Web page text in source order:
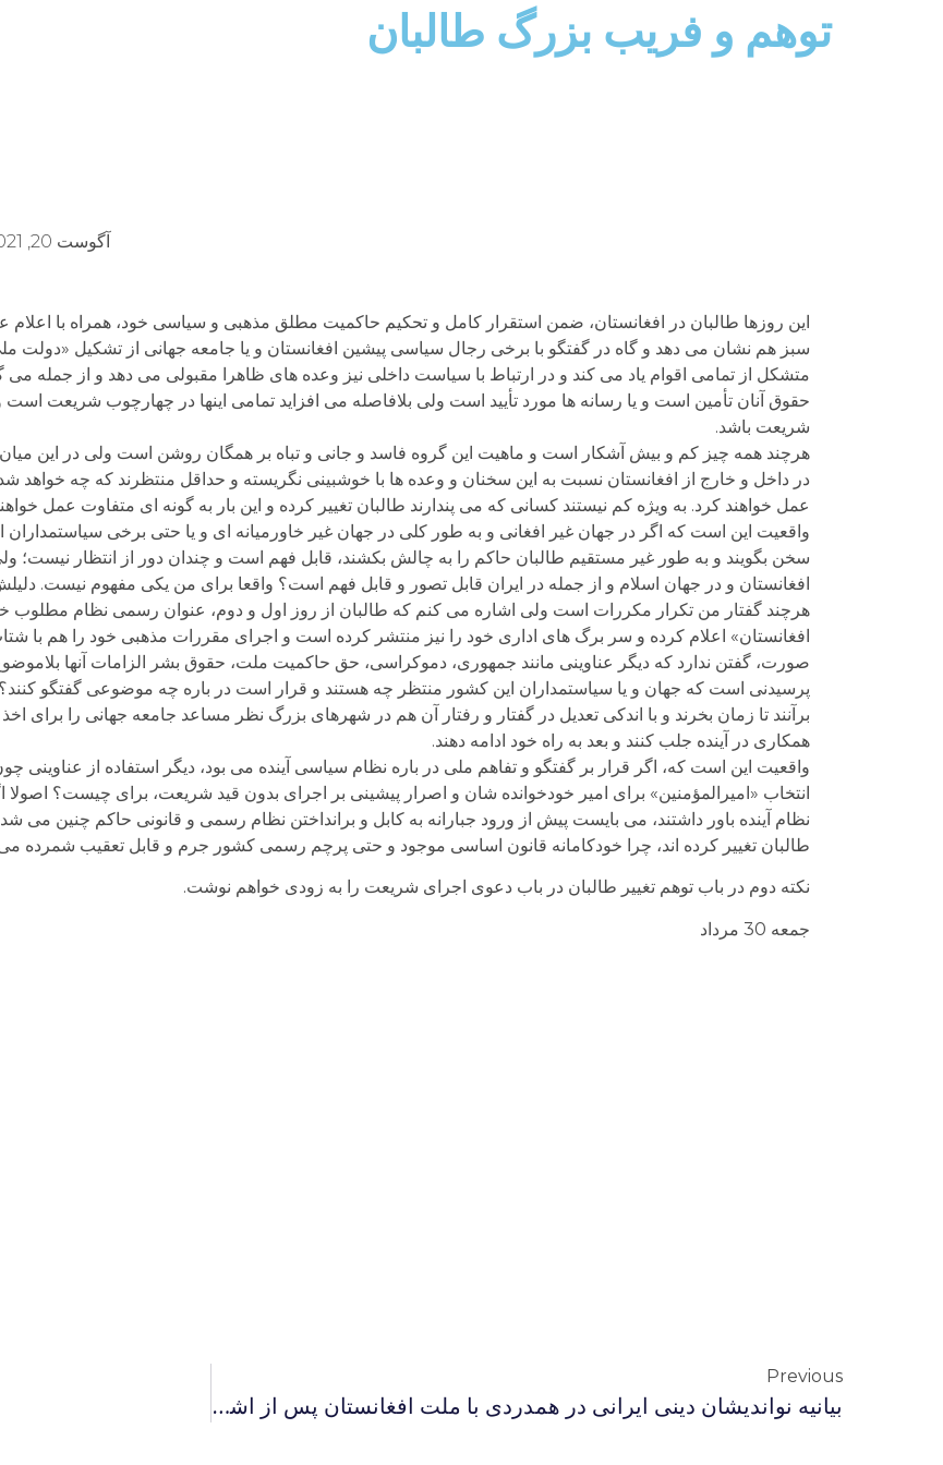
توهم و فریب بزرگ طالبان
آگوست 20, 2021
این روزها طالبان در افغانستان، ضمن استقرار کامل و تحکیم حاکمیت مطلق مذهبی و سیاسی خود، همراه با اعلام
سبز هم نشان می دهد و گاه در گفتگو با برخی رجال سیاسی پیشین افغانستان و یا جامعه جهانی از تشکیل «دولت
متشکل از تمامی اقوام یاد می کند و در ارتباط با سیاست داخلی نیز وعده های ظاهرا مقبولی می دهد و از جمله
حقوق آنان تأمین است و یا رسانه ها مورد تأیید است ولی بلافاصله می افزاید تمامی اینها در چهارچوب شریعت
شریعت باشد.
هرچند همه چیز کم و بیش آشکار است و ماهیت این گروه فاسد و جانی و تباه بر همگان روشن است ولی در این میان
در داخل و خارج از افغانستان نسبت به این سخنان و وعده ها با خوشبینی نگریسته و حداقل منتظرند که چه خواهد شد
عمل خواهند کرد. به ویژه کم نیستند کسانی که می پندارند طالبان تغییر کرده و این بار به گونه ای متفاوت عمل
واقعیت این است که اگر در جهان غیر افغانی و به طور کلی در جهان غیر خاورمیانه ای و یا حتی برخی سیاستمداران
سخن بگویند و به طور غیر مستقیم طالبان حاکم را به چالش بکشند، قابل فهم است و چندان دور از انتظار نیست؛
افغانستان و در جهان اسلام و از جمله در ایران قابل تصور و قابل فهم است؟ واقعا برای من یکی مفهوم نیست.
هرچند گفتار من تکرار مکررات است ولی اشاره می کنم که طالبان از روز اول و دوم، عنوان رسمی نظام مطلوب
افغانستان» اعلام کرده و سر برگ های اداری خود را نیز منتشر کرده است و اجرای مقررات مذهبی خود را هم با
صورت، گفتن ندارد که دیگر عناوینی مانند جمهوری، دموکراسی، حق حاکمیت ملت، حقوق بشر الزامات آنها
پرسیدنی است که جهان و یا سیاستمداران این کشور منتظر چه هستند و قرار است در باره چه موضوعی گفتگو
برآنند تا زمان بخرند و با اندکی تعدیل در گفتار و رفتار آن هم در شهرهای بزرگ نظر مساعد جامعه جهانی را
همکاری در آینده جلب کنند و بعد به راه خود ادامه دهند.
واقعیت این است که، اگر قرار بر گفتگو و تفاهم ملی در باره نظام سیاسی آینده می بود، دیگر استفاده از عناوینی
انتخاب «امیرالمؤمنین» برای امیر خودخوانده شان و اصرار پیشینی بر اجرای بدون قید شریعت، برای چیست؟ اصولا
نظام آینده باور داشتند، می بایست پیش از ورود جبارانه به کابل و برانداختن نظام رسمی و قانونی حاکم چنین می
طالبان تغییر کرده اند، چرا خودکامانه قانون اساسی موجود و حتی پرچم رسمی کشور جرم و قابل تعقیب شمرده
نکته دوم در باب توهم تغییر طالبان در باب دعوی اجرای شریعت را به زودی خواهم نوشت.
جمعه 30 مرداد
Previous
بیانیه نواندیشان دینی ایرانی در همدردی با ملت افغانستان پس از اشغال طالبان